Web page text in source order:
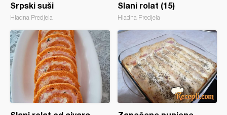
Srpski suši
Hladna Predjela
Slani rolat (15)
Hladna Predjela